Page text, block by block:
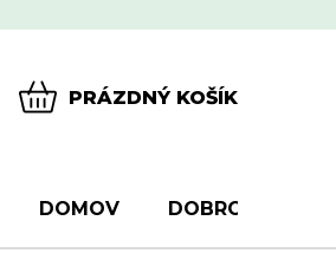
PRÁZDNÝ KOŠÍK
DOMOV DOBROTY